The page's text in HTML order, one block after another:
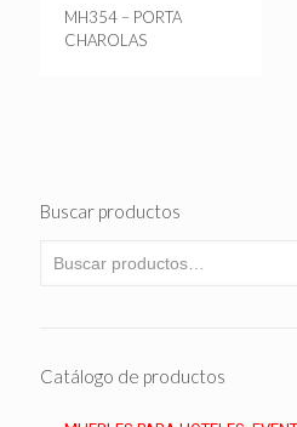
MH354 – PORTA
CHAROLAS
Buscar productos
Catálogo de productos